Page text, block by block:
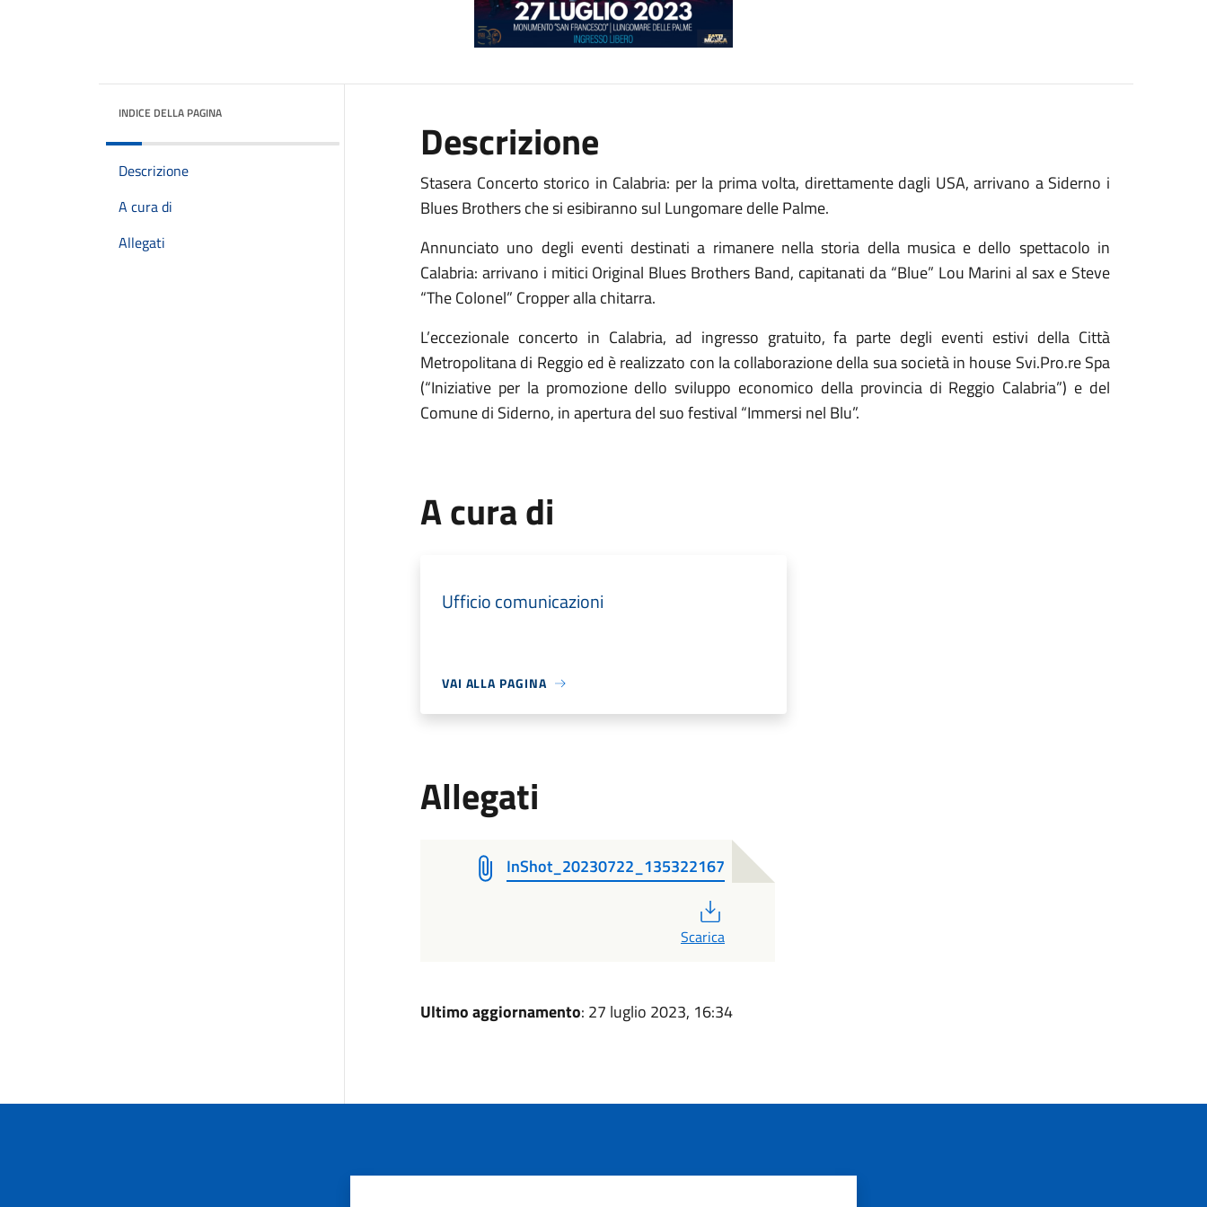
INDICE DELLA PAGINA
Descrizione
A cura di
Allegati
Descrizione
Stasera Concerto storico in Calabria: per la prima volta, direttamente dagli USA, arrivano a Siderno i
Blues Brothers che si esibiranno sul Lungomare delle Palme.
Annunciato uno degli eventi destinati a rimanere nella storia della musica e dello spettacolo in
Calabria: arrivano i mitici Original Blues Brothers Band, capitanati da “Blue” Lou Marini al sax e Steve
“The Colonel” Cropper alla chitarra.
L’eccezionale concerto in Calabria, ad ingresso gratuito, fa parte degli eventi estivi della Città
Metropolitana di Reggio ed è realizzato con la collaborazione della sua società in house Svi.Pro.re Spa
(“Iniziative per la promozione dello sviluppo economico della provincia di Reggio Calabria”) e del
Comune di Siderno, in apertura del suo festival “Immersi nel Blu”.
A cura di
Ufficio comunicazioni
VAI ALLA PAGINA
Allegati
InShot_20230722_135322167
Scarica
Ultimo aggiornamento: 27 luglio 2023, 16:34